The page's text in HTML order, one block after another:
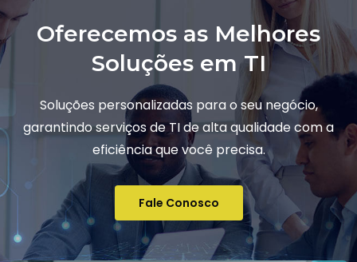
Oferecemos as Melhores
Soluções em TI
Soluções personalizadas para o seu negócio,
garantindo serviços de TI de alta qualidade com a
eficiência que você precisa.
Fale Conosco